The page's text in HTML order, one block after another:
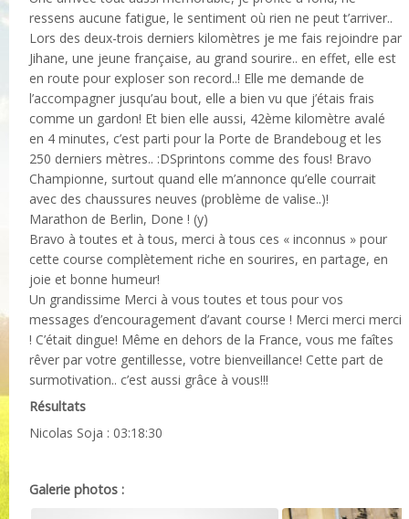
ressens aucune fatigue, le sentiment où rien ne peut t’arriver..
Lors des deux-trois derniers kilomètres je me fais rejoindre par
Jihane, une jeune française, au grand sourire.. en effet, elle est
en route pour exploser son record..! Elle me demande de
l’accompagner jusqu’au bout, elle a bien vu que j’étais frais
comme un gardon! Et bien elle aussi, 42ème kilomètre avalé
en 4 minutes, c’est parti pour la Porte de Brandeboug et les
250 derniers mètres.. :DSprintons comme des fous! Bravo
Championne, surtout quand elle m’annonce qu’elle courrait
avec des chaussures neuves (problème de valise..)!
Marathon de Berlin, Done ! (y)
Bravo à toutes et à tous, merci à tous ces « inconnus » pour
cette course complètement riche en sourires, en partage, en
joie et bonne humeur!
Un grandissime Merci à vous toutes et tous pour vos
messages d’encouragement d’avant course ! Merci merci merci
! C’était dingue! Même en dehors de la France, vous me faîtes
rêver par votre gentillesse, votre bienveillance! Cette part de
surmotivation.. c’est aussi grâce à vous!!!
Résultats
Nicolas Soja : 03:18:30
Galerie photos :